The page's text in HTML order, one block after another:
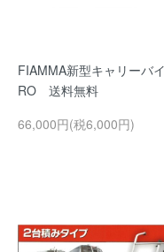
FIAMMA新型キャリーバ
RO 送料無料
66,000円(税6,000円)